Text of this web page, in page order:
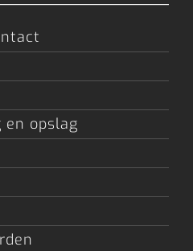
/ contact
en opslag